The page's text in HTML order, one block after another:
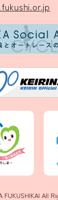
FUKUSHIKAI All